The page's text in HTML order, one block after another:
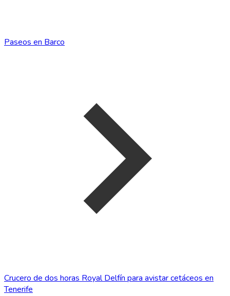
Paseos en Barco
Crucero de dos horas Royal Delfín para avistar cetáceos en
Tenerife